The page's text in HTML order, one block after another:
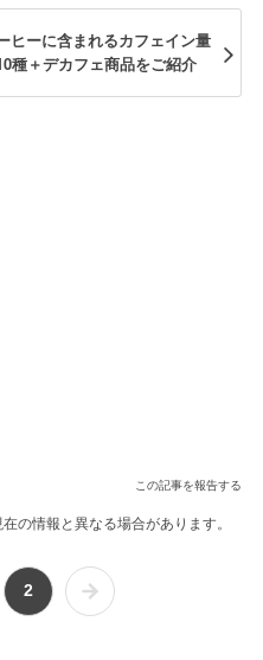
ヒーに含まれるカフェイン量
種＋デカフェ商品をご紹介
この記事を報告する
の情報と異なる場合があります。
2